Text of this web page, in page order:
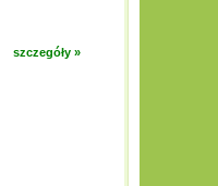
szczegóły »